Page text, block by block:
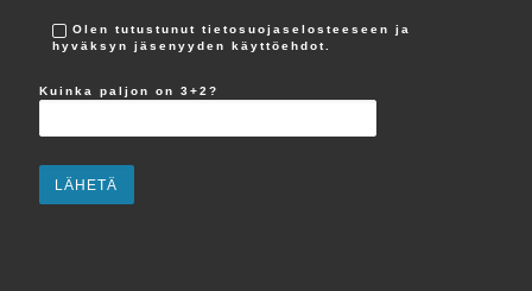
Olen tutustunut tietosuojaselosteeseen ja
hyväksyn jäsenyyden käyttöehdot.
Kuinka paljon on 3+2?